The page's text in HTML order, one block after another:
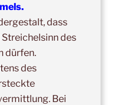
–Marburg
2026
für 2:1 Ausbildung
dass
des
dürfen.
des
Bei